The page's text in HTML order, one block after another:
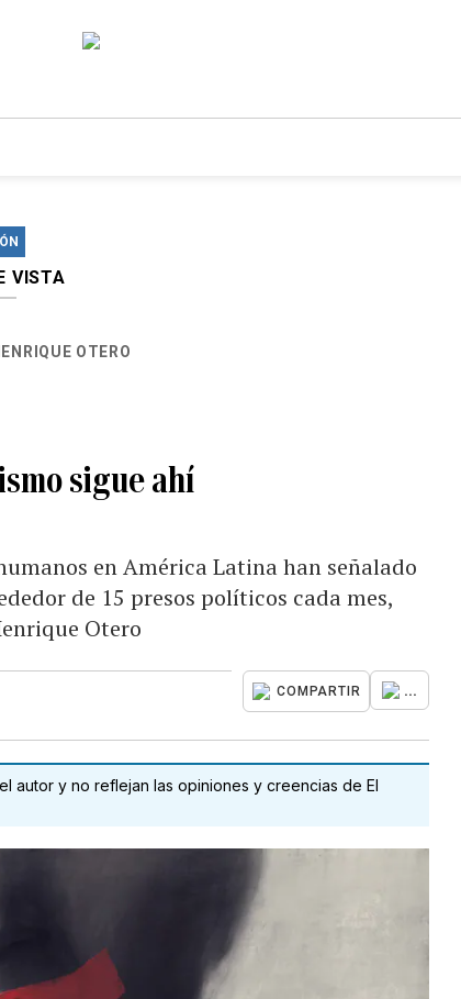
VISTA
OTERO
sigue ahí
en América Latina han señalado
de 15 presos políticos cada mes,
Otero
COMPARTIR ...
autor y no reflejan las opiniones y creencias de El